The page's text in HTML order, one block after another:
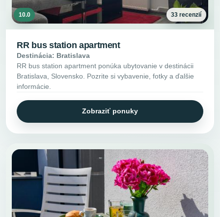
10.0 33 recenzií
RR bus station apartment
Destinácia: Bratislava
RR bus station apartment ponúka ubytovanie v destinácii
Bratislava, Slovensko. Pozrite si vybavenie, fotky a ďalšie
informácie.
Zobraziť ponuky